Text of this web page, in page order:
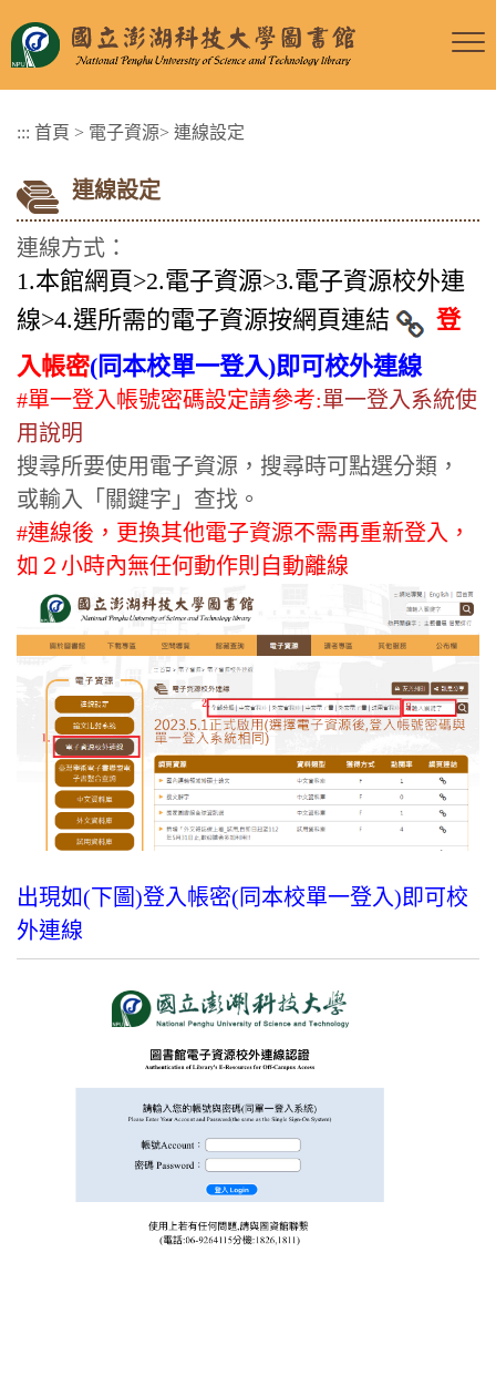
::: 首頁 > 電子資源> 連線設定
連線設定
連線方式：
1.本館網頁>2.電子資源>3.電子資源校外連
線>4.選所需的電子資源按網頁連結
登
入帳密(同本校單一登入)即可校外連線
#單一登入帳號密碼設定請參考:單一登入系統使
用說明
搜尋所要使用電子資源，搜尋時可點選分類，
或輸入「關鍵字」查找。
#連線後，更換其他電子資源不需再重新登入，
如２小時內無任何動作則自動離線
出現如(下圖)登入帳密(同本校單一登入)即可校
外連線